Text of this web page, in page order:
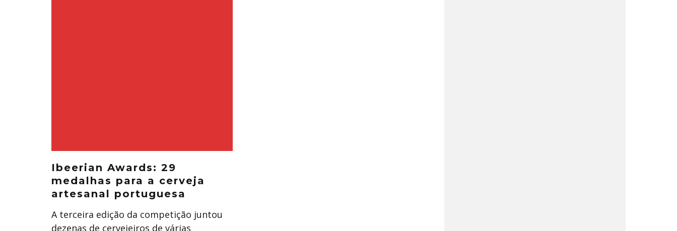
Ibeerian Awards: 29
medalhas para a cerveja
artesanal portuguesa
A terceira edição da competição juntou
dezenas de cervejeiros de várias